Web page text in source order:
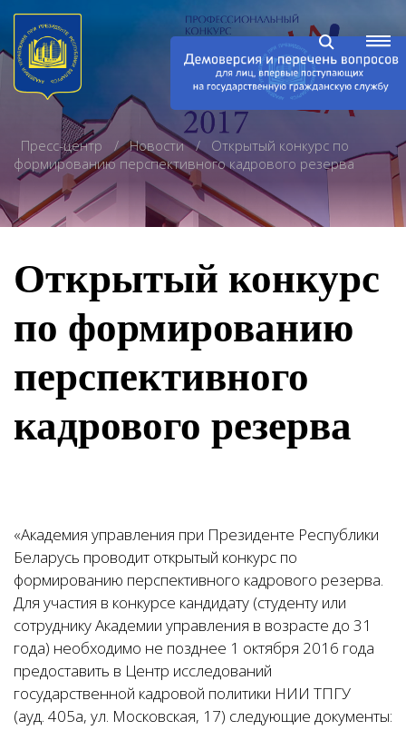
Пресс-центр Новости
Открытый конкурс по
формированию перспективного кадрового резерва
Открытый конкурс
по формированию
перспективного
кадрового резерва
«Академия управления при Президенте Республики
Беларусь проводит открытый конкурс по
формированию перспективного кадрового резерва.
Для участия в конкурсе кандидату (студенту или
сотруднику Академии управления в возрасте до 31
года) необходимо не позднее 1 октября 2016 года
предоставить в Центр исследований
государственной кадровой политики НИИ ТПГУ
(ауд. 405а, ул. Московская, 17) следующие документы: